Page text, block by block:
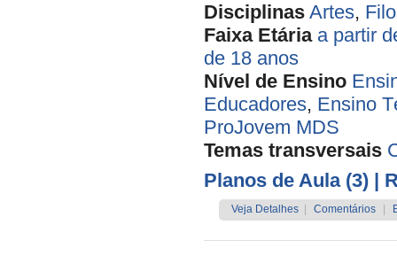
Disciplinas Artes,
Faixa Etária a partir
de 18 anos
Nível de Ensino
Educadores, Ensino
ProJovem MDS
Temas transversais
Planos de Aula (3) |
Veja Detalhes Comentários